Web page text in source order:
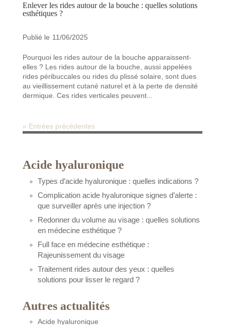
Enlever les rides autour de la bouche : quelles solutions
esthétiques ?
11/06/2025
Pourquoi les rides autour de la bouche apparaissent-
elles ? Les rides autour de la bouche, aussi appelées
rides péribuccales ou rides du plissé solaire, sont dues
au vieillissement cutané naturel et à la perte de densité
dermique. Ces rides verticales peuvent...
« Entrées précédentes
Acide hyaluronique
Types d’acide hyaluronique : quelles indications ?
Complication acide hyaluronique signes d’alerte :
que surveiller après une injection ?
Redonner du volume au visage : quelles solutions
en médecine esthétique ?
Full face en médecine esthétique :
Rajeunissement du visage
Traitement rides autour des yeux : quelles
solutions pour lisser le regard ?
Autres actualités
Acide hyaluronique